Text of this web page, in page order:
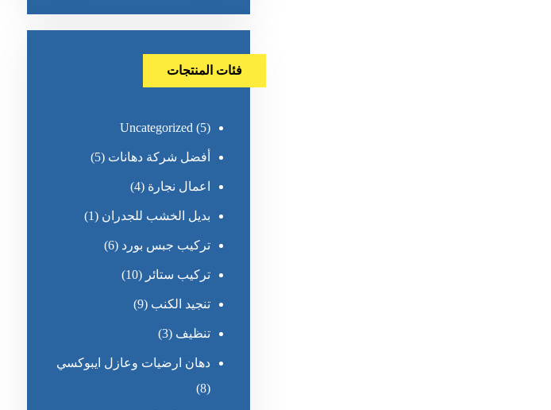
فئات المنتجات
Uncategorized (5)
أفضل شركة دهانات (5)
اعمال نجارة (4)
بديل الخشب للجدران (1)
تركيب جبس بورد (6)
تركيب ستائر (10)
تنجيد الكنب (9)
تنظيف (3)
دهان ارضيات وعازل ايبوكسي
(8)